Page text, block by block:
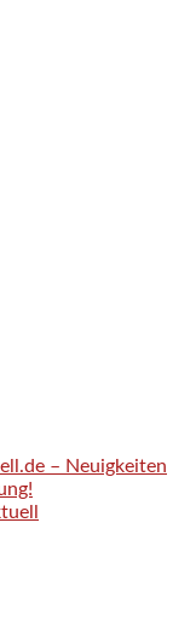
– Neuigkeiten